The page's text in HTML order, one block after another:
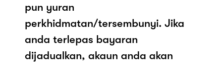
pun yuran
perkhidmatan/tersembunyi. Jika
anda terlepas bayaran
dijadualkan, akaun anda akan